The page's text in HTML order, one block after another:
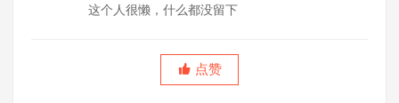
这个人很懒，什么都没留下
点赞